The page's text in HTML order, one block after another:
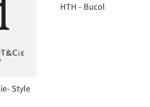
Style
HTH - Bucol